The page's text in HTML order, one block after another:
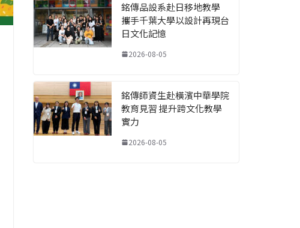
銘傳品設系赴日移地教學
攜手千葉大學以設計再現台
日文化記憶
2026-08-05
銘傳師資生赴橫濱中華學院
教育見習 提升跨文化教學
實力
2026-08-05